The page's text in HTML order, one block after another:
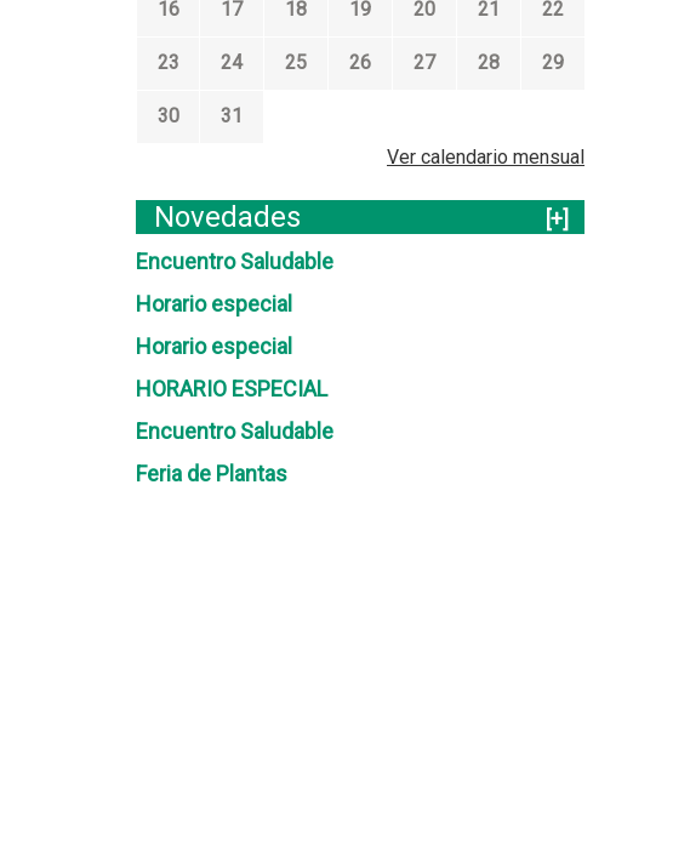
16 17 18 19 20 21 22
23 24 25 26 27 28 29
30
31
Ver calendario mensual
Novedades
[+]
Encuentro Saludable
Horario especial
Horario especial
HORARIO ESPECIAL
Encuentro Saludable
Feria de Plantas